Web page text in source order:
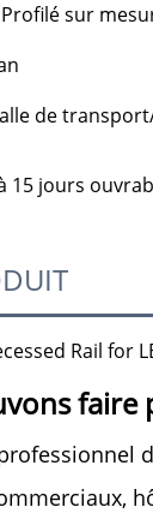
sur
de
15 jours
faire